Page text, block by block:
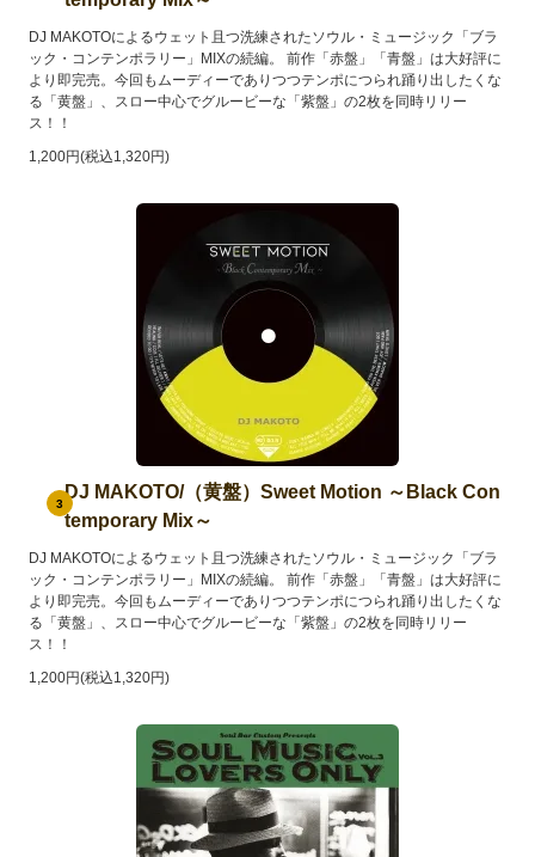
DJ MAKOTOによるウェット且つ洗練されたソウル・ミュージック「ブラ
ック・コンテンポラリー」MIXの続編。 前作「赤盤」「青盤」は大好評に
より即完売。今回もムーディーでありつつテンポにつられ踊り出したくな
る「黄盤」、スロー中心でグルービーな「紫盤」の2枚を同時リリー
ス！！
1,200円(税込1,320円)
3
DJ MAKOTO/（黄盤）Sweet Motion ～Black Con
temporary Mix～
DJ MAKOTOによるウェット且つ洗練されたソウル・ミュージック「ブラ
ック・コンテンポラリー」MIXの続編。 前作「赤盤」「青盤」は大好評に
より即完売。今回もムーディーでありつつテンポにつられ踊り出したくな
る「黄盤」、スロー中心でグルービーな「紫盤」の2枚を同時リリー
ス！！
1,200円(税込1,320円)